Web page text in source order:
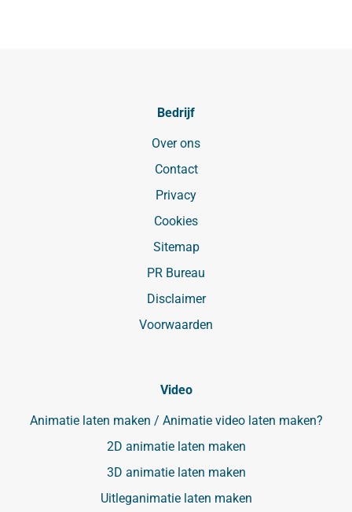
Bedrijf
Over ons
Contact
Privacy
Cookies
Sitemap
PR Bureau
Disclaimer
Voorwaarden
Video
Animatie laten maken / Animatie video laten maken?
2D animatie laten maken
3D animatie laten maken
Uitleganimatie laten maken